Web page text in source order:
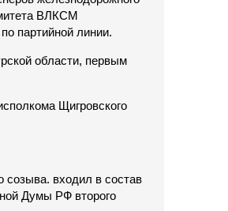
ВЛКСМ
партийной линии.
области, первым
Щигровского
созыва. входил в состав
Думы РФ второго